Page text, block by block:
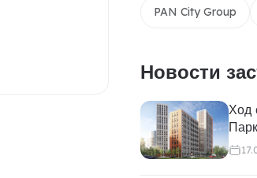
PAN City Group
Новости
Ход